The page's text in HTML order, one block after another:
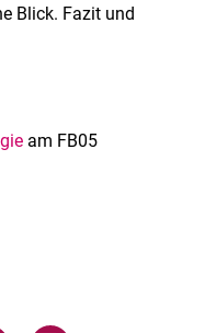
Blick. Fazit und
am FB05